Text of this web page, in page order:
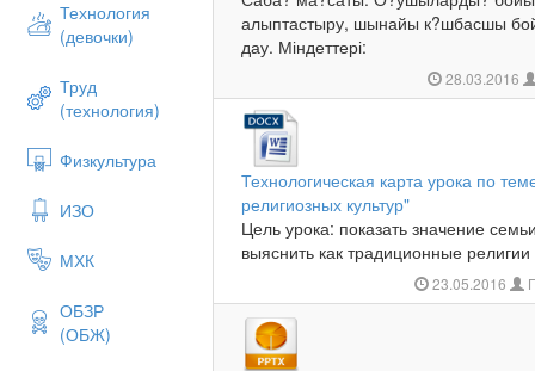
Технология
(девочки)
Труд
(технология)
Физкультура
ИЗО
МХК
ОБЗР
(ОБЖ)
алыптастыру, шынайы к?шбасшы
дау. Міндеттері:
28.03.2016
Технологическая карта урока по
религиозных культур"
Цель урока: показать значение
выяснить как традиционные
23.05.2016